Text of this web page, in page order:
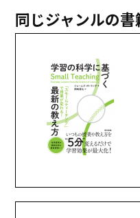
同じジャンルの